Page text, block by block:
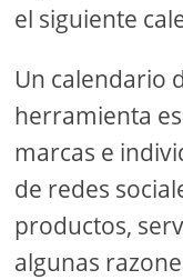
el siguiente
Un calendario
herramienta
marcas e
de redes
productos,
algunas